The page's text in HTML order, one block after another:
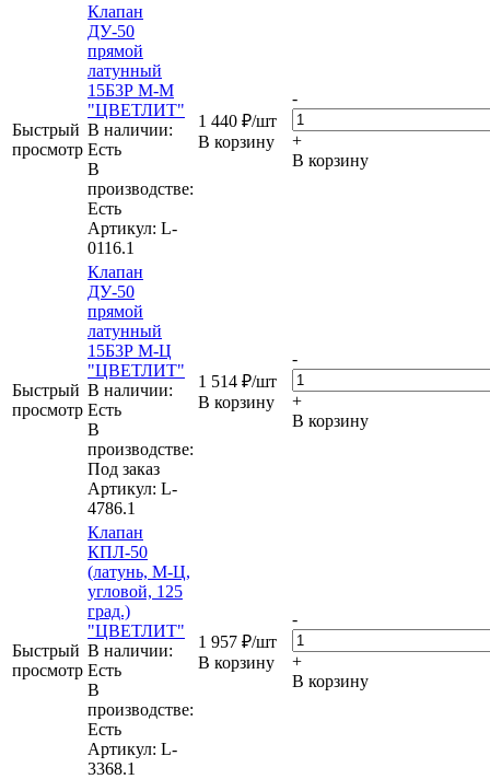
Быстрый
просмотр
Клапан
ДУ-50
прямой
латунный
15Б3Р М-М
"ЦВЕТЛИТ"
В наличии:
Eсть
В
производстве:
Есть
Артикул: L-
0116.1
1 440 ₽/шт
В корзину
-
+
В корзину
Быстрый
просмотр
Клапан
ДУ-50
прямой
латунный
15Б3Р М-Ц
"ЦВЕТЛИТ"
В наличии:
Eсть
В
производстве:
Под заказ
Артикул: L-
4786.1
1 514 ₽/шт
В корзину
-
+
В корзину
Быстрый
просмотр
Клапан
КПЛ-50
(латунь, М-Ц,
угловой, 125
град.)
"ЦВЕТЛИТ"
В наличии:
Eсть
В
производстве:
Есть
Артикул: L-
3368.1
1 957 ₽/шт
В корзину
-
+
В корзину